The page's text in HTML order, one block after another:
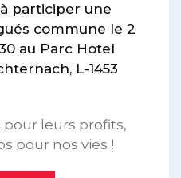
participer une
commune le 2
au Parc Hotel
L-1453
leurs profits,
pour nos vies !